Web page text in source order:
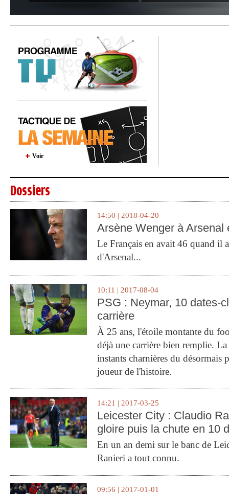
Voir
Dossiers
14:50 | 2018-04-20
Arsène Wenger à Arsenal
Le Français en avait 46 quand il
d'Arsenal...
10:11 | 2017-08-04
PSG : Neymar, 10 dates-
carrière
À 25 ans, l'étoile montante du
déjà une carrière bien remplie.
instants charnières du désormais
joueur de l'histoire.
14:21 | 2017-03-25
Leicester City : Claudio
gloire puis la chute en 10
En un an demi sur le banc de
Ranieri a tout connu.
09:56 | 2017-01-01